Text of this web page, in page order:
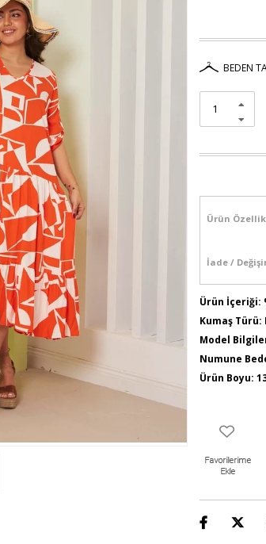
BEDEN
Ürün
İade /
Ürün İçeriği:
Kumaş Türü:
Model
Numune
Ürün Boyu: